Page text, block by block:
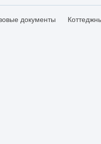
документы